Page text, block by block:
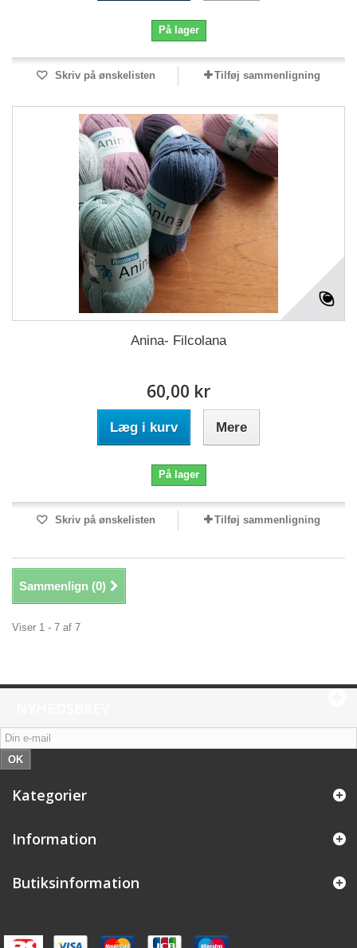
På lager
Skriv på ønskelisten Tilføj sammenligning
Anina- Filcolana
60,00 kr
Læg i kurv Mere
På lager
Skriv på ønskelisten Tilføj sammenligning
Sammenlign (0)
Viser 1 - 7 af 7
OK
Kategorier
Information
Butiksinformation